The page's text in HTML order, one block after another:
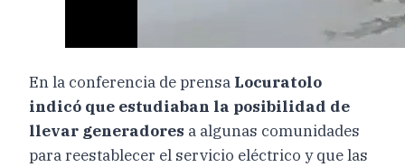
En la conferencia de prensa Locuratolo
indicó que estudiaban la posibilidad de
llevar generadores a algunas comunidades
para reestablecer el servicio eléctrico y que las